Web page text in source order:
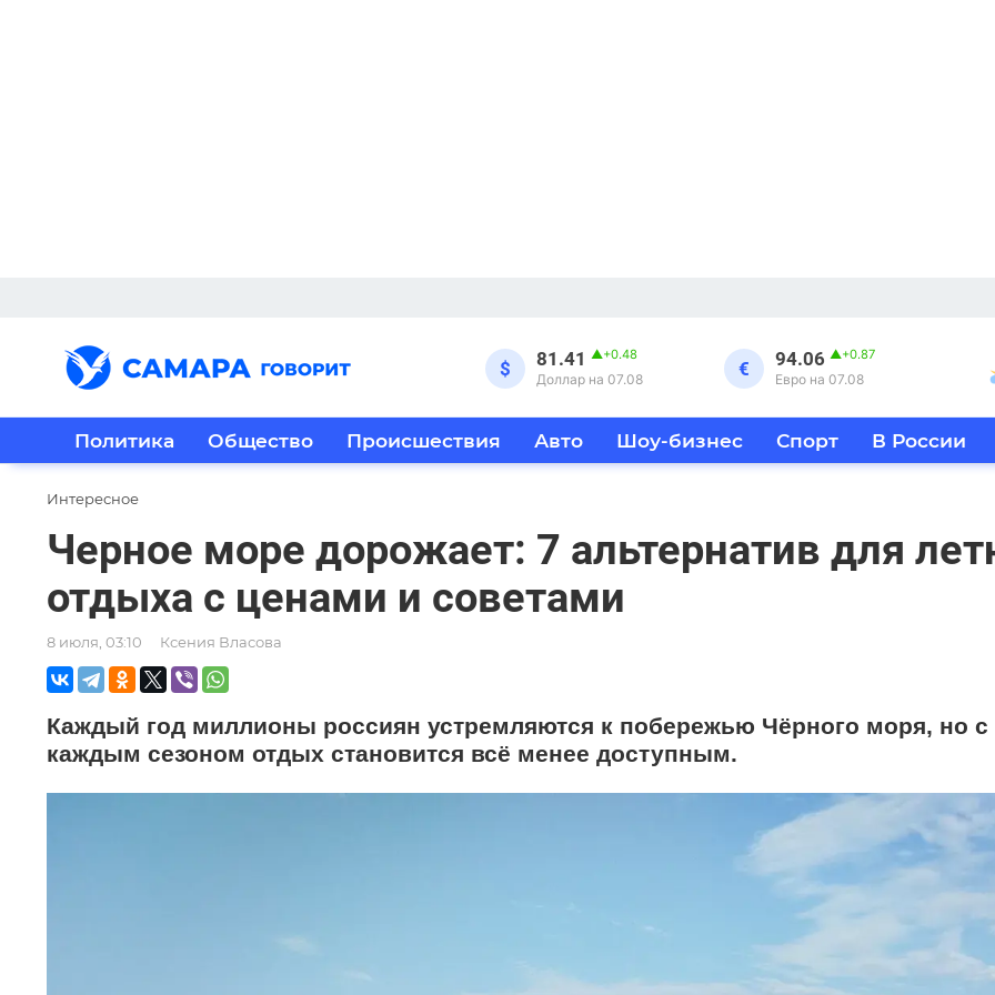
$ 81.41 ▲+0.48
Доллар на 07.08 € 94.06 ▲+0.87
Евро на 07.08
Политика Общество Происшествия Авто Шоу-бизнес Спорт В России
Интересное
Черное море дорожает: 7 альтернатив для
отдыха с ценами и советами
8 июля, 03:10 Ксения Власова
Каждый год миллионы россиян устремляются к побережью Чёрного моря, но с
каждым сезоном отдых становится всё менее доступным.